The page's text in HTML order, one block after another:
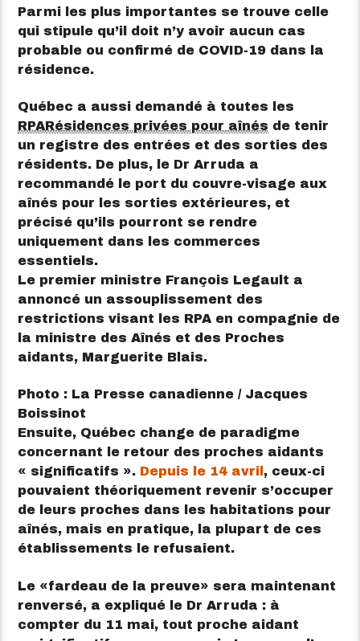
Parmi les plus importantes se trouve celle
qui stipule qu’il doit n’y avoir aucun cas
probable ou confirmé de COVID-19 dans la
résidence.
Québec a aussi demandé à toutes les
RPARésidences privées pour aînés de tenir
un registre des entrées et des sorties des
résidents. De plus, le Dr Arruda a
recommandé le port du couvre-visage aux
aînés pour les sorties extérieures, et
précisé qu’ils pourront se rendre
uniquement dans les commerces
essentiels.
Le premier ministre François Legault a
annoncé un assouplissement des
restrictions visant les RPA en compagnie de
la ministre des Aînés et des Proches
aidants, Marguerite Blais.
Photo : La Presse canadienne / Jacques
Boissinot
Ensuite, Québec change de paradigme
concernant le retour des proches aidants
« significatifs ». Depuis le 14 avril , ceux-ci
pouvaient théoriquement revenir s’occuper
de leurs proches dans les habitations pour
aînés, mais en pratique, la plupart de ces
établissements le refusaient.
Le fardeau de la preuve
sera maintenant
renversé, a expliqué le Dr Arruda : à
compter du 11 mai, tout proche aidant